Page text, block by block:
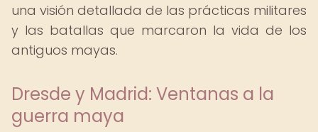
una visión detallada de las prácticas militares
y las batallas que marcaron la vida de los
antiguos mayas.
Dresde y Madrid: Ventanas a la
guerra maya